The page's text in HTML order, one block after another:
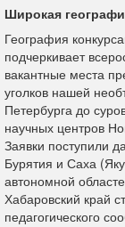
Широкая
География
подчеркивает
вакантные места
уголков нашей
Петербурга до
научных центров
Заявки поступили
Бурятия и Саха
автономной
Хабаровский край
педагогического